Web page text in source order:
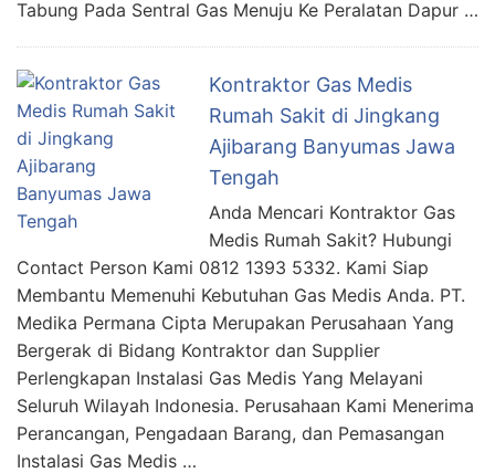
Tabung Pada Sentral Gas Menuju Ke Peralatan Dapur …
Kontraktor Gas Medis
Rumah Sakit di Jingkang
Ajibarang Banyumas Jawa
Tengah
Anda Mencari Kontraktor Gas
Medis Rumah Sakit? Hubungi
Contact Person Kami 0812 1393 5332. Kami Siap
Membantu Memenuhi Kebutuhan Gas Medis Anda. PT.
Medika Permana Cipta Merupakan Perusahaan Yang
Bergerak di Bidang Kontraktor dan Supplier
Perlengkapan Instalasi Gas Medis Yang Melayani
Seluruh Wilayah Indonesia. Perusahaan Kami Menerima
Perancangan, Pengadaan Barang, dan Pemasangan
Instalasi Gas Medis …